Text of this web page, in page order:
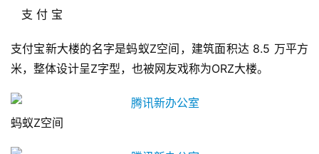
支 付 宝
支付宝新大楼的名字是蚂蚁Z空间，建筑面积达 8.5 万平方
米，整体设计呈Z字型，也被网友戏称为ORZ大楼。
蚂蚁Z空间